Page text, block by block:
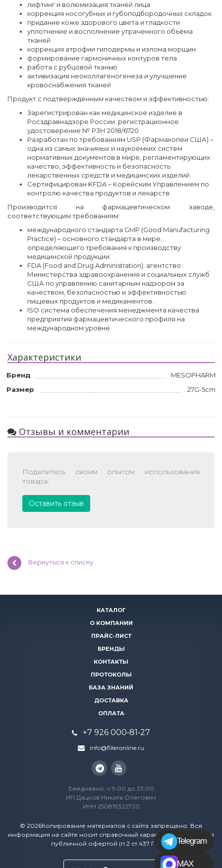
лифтинг и волюмизация тканей лица
коррекция носогубных и губоподбородочных складок
придание коже здорового цвета и гладкости
уплотнение и восполнение утраченного объёма
тканей
коррекция атрофии гиподермы и излома морщин
формирование гармоничных контуров тела
работа с рубцовой тканью
активизация неоколлагеногенеза и улучшение
кровоснабжения тканей
Продукт с подтверждённым качеством и эффективностью:
Зарегистрирован как медицинское изделие в
Росздравнадзоре России: регистрационное
удостоверение № Р3Н 2018/6720
Разработан по требованиям USP (Фармакопеи США) –
одна из самых значимых и наукоёмких систем
нормативных документов в мире, регламентирующих
качество, эффективность и безопасность
лекарственных средств и медицинских изделий.
Сертифицирован KFDA – Корейским Управлением по
контролю качества продуктов и лекарств.
Производится на фармацевтическом заводе,
соответствующим требованиям:
международного стандарта GMP (Good Manufacturing
Practice) – основного стандарта в мире,
определяющего требования к производству
медицинской продукции.
FDA (Food and Drug Administration): агентство
Министерства здравоохранения и социальных служб
США по управлению санитарным надзором за
качеством, безопасностью и эффективностью
пищевых продуктов и медикаментов.
ISO система обеспечения менеджмента качества
предприятия фармацевтического профиля на
международном уровне.
Характеристики
Бренд
MESOPHARM
Размер
27G-5cm
Отзывы и комментарии
Поделитесь своим опытом использования
товара:
Оставить отзыв
Вернуться к списку
© 2026Копирование материалов с сайта запрещено. Вся
информация на сайте носит справочный характер и не является
публичной офертой (п.2 ст.437 ГК РФ)
Telegram
MAX
КАТАЛОГ
О КОМПАНИИ
ПРАЙС-ЛИСТ
БРЕНДЫ
КОНТАКТЫ
ПРОТОКОЛЫ
БАЗА ЗНАНИЙ
ДОСТАВКА
ОПЛАТА
+7 926 000‑81‑27
info@filleronline.ru
Ежедневно: с 9:00 до 23:00
ИП Дацков Никита Олегович
ИНН 250819322720